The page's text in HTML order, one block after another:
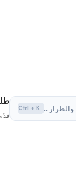
Ctrl + K
طلب وكيل
قدّم طلب وكيل